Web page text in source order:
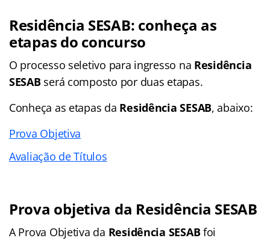
Residência SESAB: conheça as
etapas do concurso
O processo seletivo para ingresso na Residência
SESABserá composto por duas etapas.
Conheça as etapas da Residência SESAB, abaixo:
Prova Objetiva
Avaliação de Títulos
Prova objetiva da Residência SESAB
A Prova Objetiva da Residência SESABfoi